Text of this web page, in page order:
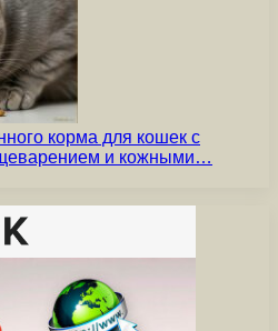
корма для кошек с
и кожными…